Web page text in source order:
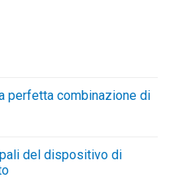
perfetta combinazione di
del dispositivo di